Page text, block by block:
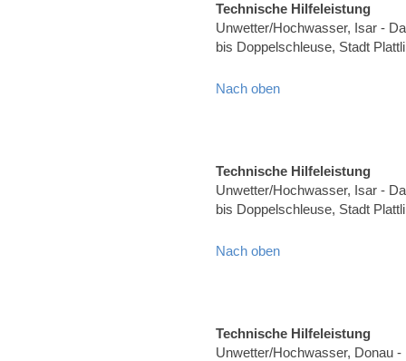
Technische Hilfeleistung
Unwetter/Hochwasser, Isar -
bis Doppelschleuse, Stadt
Nach oben
Technische Hilfeleistung
Unwetter/Hochwasser, Isar -
bis Doppelschleuse, Stadt
Nach oben
Technische Hilfeleistung
Unwetter/Hochwasser, Donau